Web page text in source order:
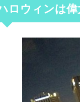
ロウィンは偉